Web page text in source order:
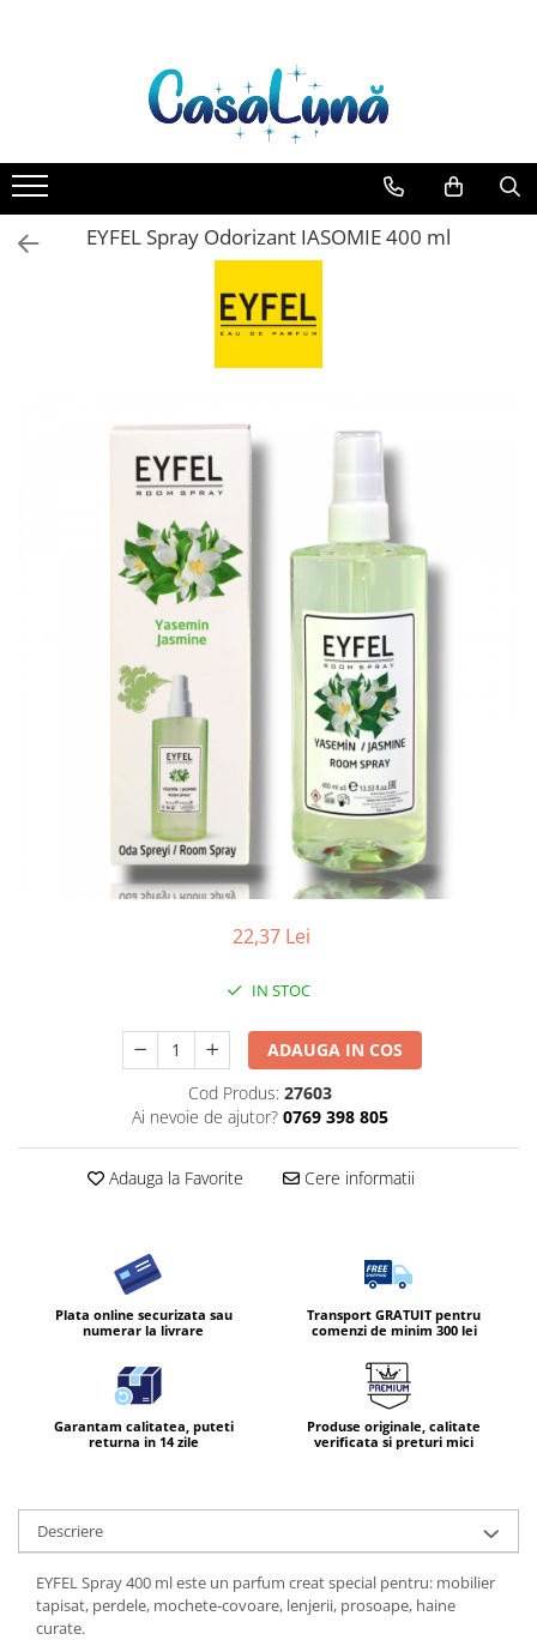
Toate Produsele
Gamma D'ORO Odorizant Cu
Betisoare 120 ml
EYFEL
EYFEL Odorizant Auto 10 ml
EYFEL Odorizant Camera cu
LORIS Odorizant cu Betisoare 120
Detergent Rufe
Apret & solutii speciale
Detergent pudra
Solutie de intretinere textile
Solutii de scos pete
Tablete & Capsule
Produse Dezinfectante-
Antibacteriene
Combaterea Insectelor
Diverse produse de uz casnic
Geamuri
Servetele Umede Multisuprfete
Ingrijire Personala
Crema
Igiena orala
Ingrijire intima
Lotiune de corp
Produse pentru ras
EYFEL Spray Odorizant IASOMIE 400 ml
22,37 Lei
IN STOC
ADAUGA IN COS
Cod Produs: 27603
Ai nevoie de ajutor? 0769 398 805
Adauga la Favorite Cere informatii
Plata online securizata sau
numerar la livrare
Transport GRATUIT pentru
comenzi de minim 300 lei
Garantam calitatea, puteti
returna in 14 zile
Produse originale, calitate
verificata si preturi mici
Descriere
EYFEL Spray 400 ml este un parfum creat special pentru: mobilier
tapisat, perdele, mochete-covoare, lenjerii, prosoape, haine
curate.